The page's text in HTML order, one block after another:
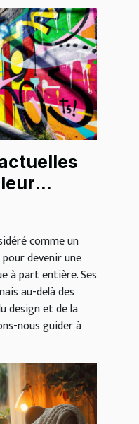
comme un
devenir une
à part entière. Ses
au-delà des
design et de la
nous guider à